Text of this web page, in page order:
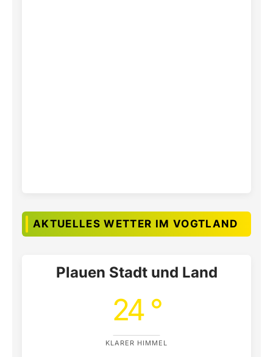
AKTUELLES WETTER IM VOGTLAND
Plauen Stadt und Land
24 °
KLARER HIMMEL